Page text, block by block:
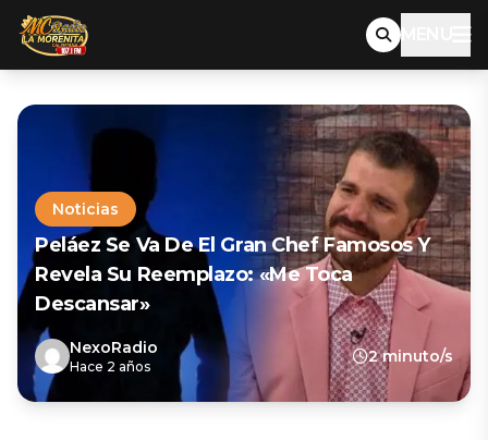
MENU
Noticias
Peláez Se Va De El Gran Chef Famosos Y
Revela Su Reemplazo: «Me Toca
Descansar»
NexoRadio
Hace 2 años
2 minuto/s